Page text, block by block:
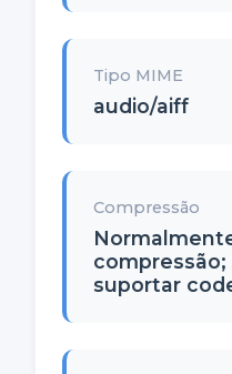
Tipo MIME
audio/aiff
Compressão
compressão;
suportar